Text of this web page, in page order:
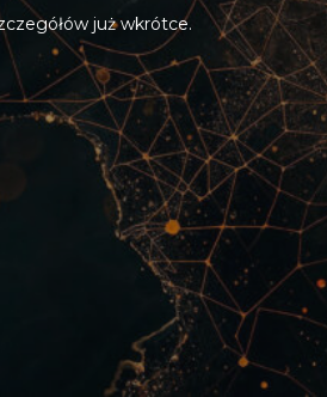
już wkrótce.